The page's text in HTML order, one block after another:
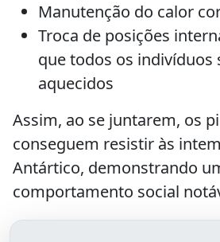
Manutenção do calor
Troca de posições
que todos os indivíduos
aquecidos
Assim, ao se juntarem, os
conseguem resistir às
Antártico, demonstrando
comportamento social